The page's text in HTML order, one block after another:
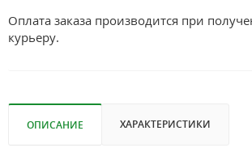
Оплата заказа производится при
курьеру.
ОПИСАНИЕ ХАРАКТЕРИСТИКИ